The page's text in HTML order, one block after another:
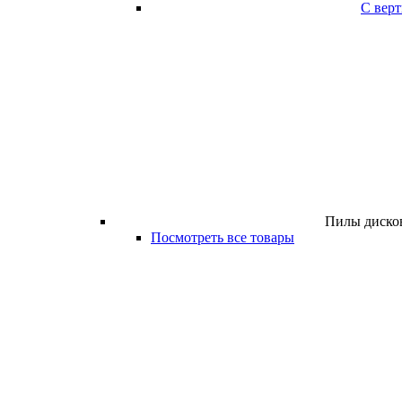
С
Пилы
Посмотреть все товары